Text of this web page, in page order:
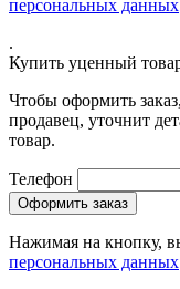
персональных данных
.
Купить уценный
Чтобы оформить
продавец, уточнит
товар.
Телефон
Нажимая на кнопку,
персональных данных